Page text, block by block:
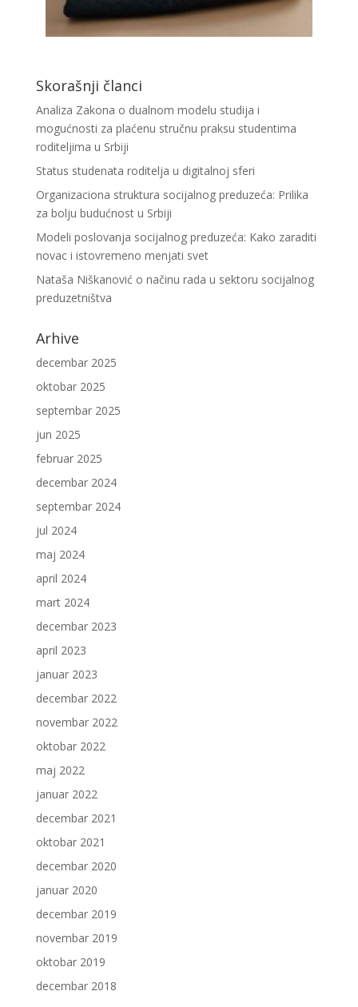
Skorašnji članci
Analiza Zakona o dualnom modelu studija i
mogućnosti za plaćenu stručnu praksu studentima
roditeljima u Srbiji
Status studenata roditelja u digitalnoj sferi
Organizaciona struktura socijalnog preduzeća: Prilika
za bolju budućnost u Srbiji
Modeli poslovanja socijalnog preduzeća: Kako zaraditi
novac i istovremeno menjati svet
Nataša Niškanović o načinu rada u sektoru socijalnog
preduzetništva
Arhive
decembar 2025
oktobar 2025
septembar 2025
jun 2025
februar 2025
decembar 2024
septembar 2024
jul 2024
maj 2024
april 2024
mart 2024
decembar 2023
april 2023
januar 2023
decembar 2022
novembar 2022
oktobar 2022
maj 2022
januar 2022
decembar 2021
oktobar 2021
decembar 2020
januar 2020
decembar 2019
novembar 2019
oktobar 2019
decembar 2018